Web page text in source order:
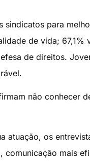
para
de vida; 67,1%
de direitos.
não conhecer
atuação, os
mais